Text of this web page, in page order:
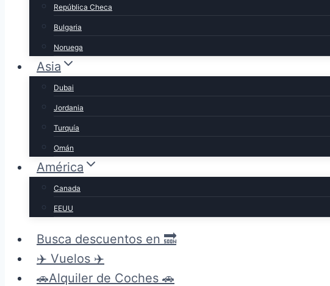
República Checa
Bulgaria
Noruega
Asia
Dubai
Jordania
Turquía
Omán
América
Canada
EEUU
Busca descuentos en 🔜
✈️ Vuelos ✈️
🚗Alquiler de Coches 🚗